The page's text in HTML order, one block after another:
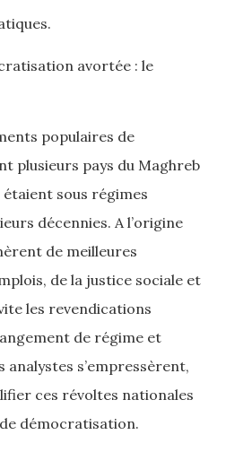
avortée : le
populaires de
plusieurs pays du Maghreb
sous régimes
décennies. A l’origine
de meilleures
de la justice sociale et
les revendications
de régime et
analystes s’empressèrent,
ces révoltes nationales
démocratisation.